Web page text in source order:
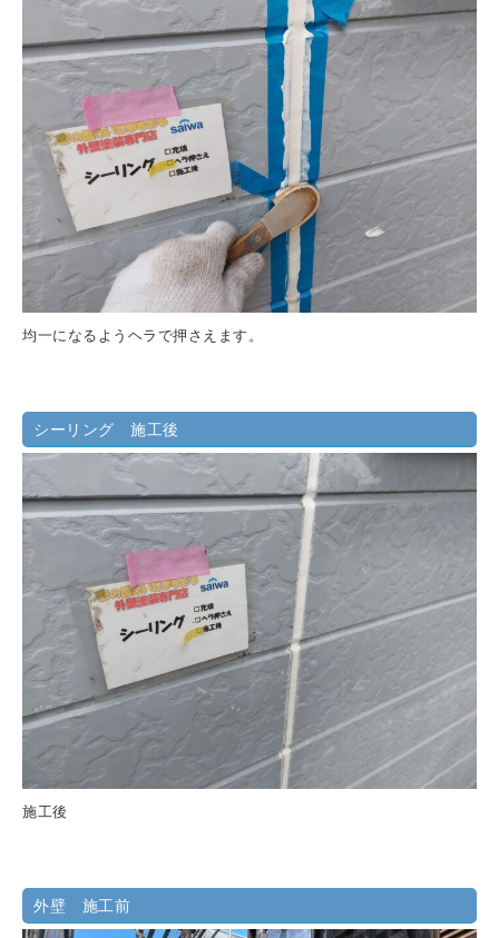
均一になるようヘラで押さえます。
シーリング 施工後
施工後
外壁 施工前